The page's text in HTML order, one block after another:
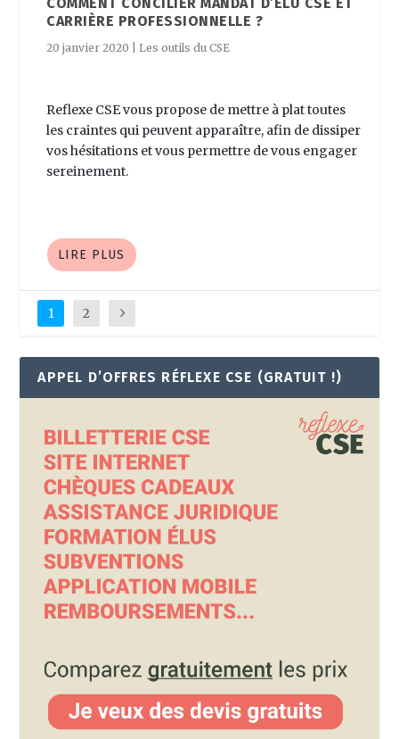
CARRIÈRE PROFESSIONNELLE ?
20 janvier 2020 Les outils du CSE
Reflexe CSE vous propose de mettre à plat toutes
les craintes qui peuvent apparaître, afin de dissiper
vos hésitations et vous permettre de vous engager
sereinement.
LIRE PLUS
1 2
APPEL D’OFFRES RÉFLEXE CSE (GRATUIT !)